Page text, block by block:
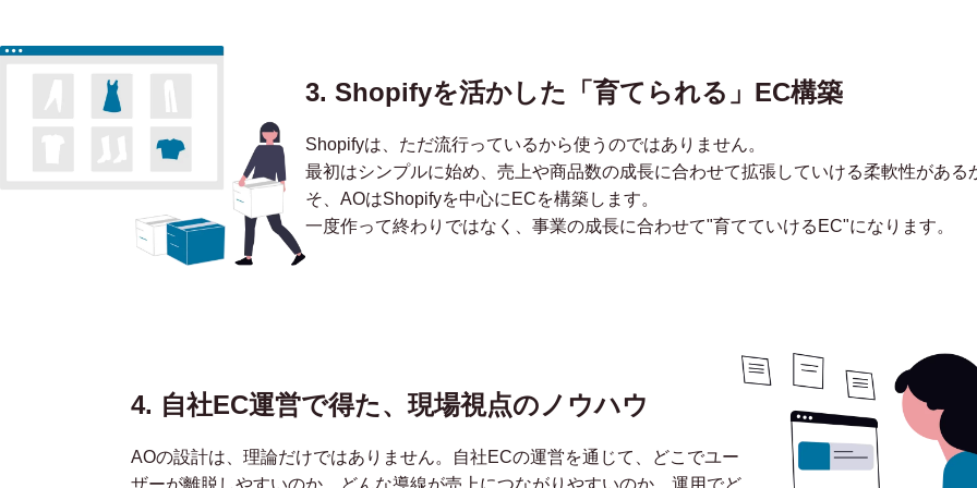
3. Shopifyを活かした「育てられる」EC構築
Shopifyは、ただ流行っているから使うのではありません。
最初はシンプルに始め、売上や商品数の成長に合わせて拡張していける柔軟性がある
そ、AOはShopifyを中心にECを構築します。
一度作って終わりではなく、事業の成長に合わせて"育てていけるEC"になります。
4. 自社EC運営で得た、現場視点のノウハウ
AOの設計は、理論だけではありません。自社ECの運営を通じて、どこでユー
ザーが離脱しやすいのか、どんな導線が売上につながりやすいのか、運用でど